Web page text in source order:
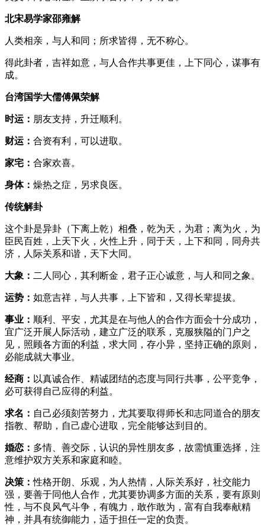
北宋易学家邵雍解
人类相亲，与人和同；所求皆得，无不称心。
得此卦者，吉祥如意，与人合作共事更佳，上下同心，谋事有
成。
台湾国学大儒傅佩荣解
时运： 朋友支持，升迁顺利。
财运： 合资有利，可以进取。
家宅： 合家欢喜。
身体： 燥热之症，另求良医。
传统解卦
这个卦是异卦（下离上乾）相叠，乾为天，为君；离为火，为
臣民百姓，上天下火，火性上升，同于天，上下和同，同舟共
济，人际关系和谐，天下大同。
大象： 二人同心，其利断金，君子正心诚意，与人和同之象。
运势： 如意吉祥，与人共事，上下皆和，又得长辈提拔。
事业： 顺利、平安，尤其是在与他人的合作方面会十分成功，
宜广泛开展人际活动，建立广泛的联系，克服狭隘的门户之
见，照顾各方面的利益，求大同，存小异，坚持正确的原则，
必能成就大事业。
经商： 以真诚合作、精诚团结的态度与同行共事，公平竞争，
必可获得自己应得的利益。
求名： 自己必须刻苦努力，尤其要取得师长和志同道合的朋友
指教、帮助，自己虚心进取，完全能够达到目的。
婚恋： 多情、善交际，认识的异性朋友多，故需慎重选择，注
意维护双方关系和家庭和睦。
决策：性格开朗、乐观，为人热情，人际关系好，社交能力
强，要善于同他人合作，尤其要协调多方面的关系，要有原则
性，与不良风气斗争，有魄力，敢作敢为，富有自我奉献精
神，并具有统御能力，适于担任一定的负责。